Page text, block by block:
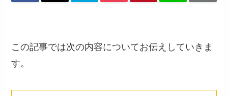
この記事では次の内容についてお伝えしていきま
す。